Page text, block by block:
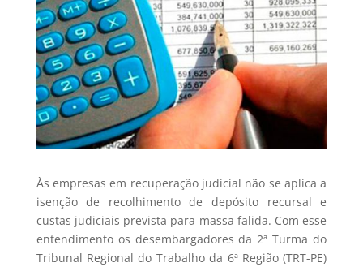
Às empresas em recuperação judicial não se aplica a
isenção de recolhimento de depósito recursal e
custas judiciais prevista para massa falida. Com esse
entendimento os desembargadores da 2ª Turma do
Tribunal Regional do Trabalho da 6ª Região (TRT-PE)